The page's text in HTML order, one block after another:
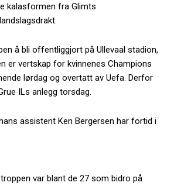
kalasformen fra Glimts
å bli offentliggjort på Ullevaal stadion,
er vertskap for kvinnenes Champions
lørdag og overtatt av Uefa. Derfor
ILs anlegg torsdag.
assistent Ken Bergersen har fortid i
var blant de 27 som bidro på